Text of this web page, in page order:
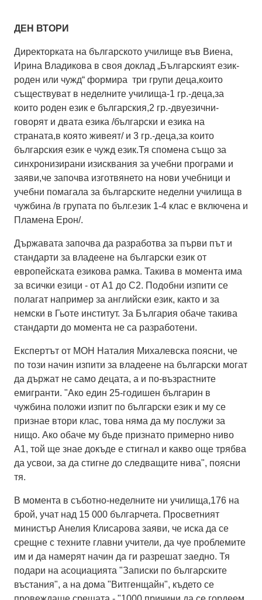
ДЕН ВТОРИ
Директорката на българското училище във Виена,
Ирина Владикова в своя доклад „Българският език-
роден или чужд“ формира три групи деца,които
съществуват в неделните училища-1 гр.-деца,за
които роден език е българския,2 гр.-двуезични-
говорят и двата езика /български и езика на
страната,в която живеят/ и 3 гр.-деца,за които
българския език е чужд език.Тя спомена също за
синхронизирани изисквания за учебни програми и
заяви,че започва изготвянето на нови учебници и
учебни помагала за българските неделни училища в
чужбина /в групата по бълг.език 1-4 клас е включена и
Пламена Ерон/.
Държавата започва да разработва за първи път и
стандарти за владеене на български език от
европейската езикова рамка. Такива в момента има
за всички езици - от А1 до С2. Подобни изпити се
полагат например за английски език, както и за
немски в Гьоте институт. За България обаче такива
стандарти до момента не са разработени.
Експертът от МОН Наталия Михалевска поясни, че
по този начин изпити за владеене на български могат
да държат не само децата, а и по-възрастните
емигранти. "Ако един 25-годишен българин в
чужбина положи изпит по български език и му се
признае втори клас, това няма да му послужи за
нищо. Ако обаче му бъде признато примерно ниво
А1, той ще знае докъде е стигнал и какво още трябва
да усвои, за да стигне до следващите нива", поясни
тя.
В момента в съботно-неделните ни училища,176 на
брой, учат над 15 000 българчета. Просветният
министър Анелия Клисарова заяви, че иска да се
срещне с техните главни учители, да чуе проблемите
им и да намерят начин да ги разрешат заедно. Тя
подари на асоциацията "Записки по българските
въстания", а на дома "Витгенщайн", където се